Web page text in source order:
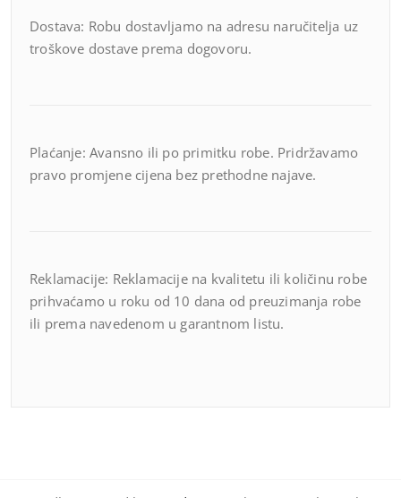
Dostava: Robu dostavljamo na adresu naručitelja uz
troškove dostave prema dogovoru.
Plaćanje: Avansno ili po primitku robe. Pridržavamo
pravo promjene cijena bez prethodne najave.
Reklamacije: Reklamacije na kvalitetu ili količinu robe
prihvaćamo u roku od 10 dana od preuzimanja robe
ili prema navedenom u garantnom listu.